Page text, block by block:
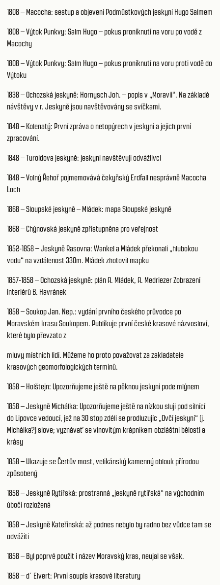
1808 – Macocha: sestup a objevení Podmůstkových jeskyní Hugo Salmem
1808 – Výtok Punkvy: Salm Hugo – pokus proniknutí na voru po vodě z
Macochy
1808 – Výtok Punkvy: Salm Hugo – pokus proniknutí na voru proti vodě do
Výtoku
1838 – Ochozská jeskyně: Hornysch Joh. – popis v „Moravii“. Na základě
návštěvy v r. Jeskyně jsou navštěvovány se svíčkami.
1848 – Kolenatý: První zpráva o netopýrech v jeskyni a jejich první
zpracování.
1848 – Turoldova jeskyně: jeskyni navštěvují odvážlivci
1848 – Volný Řehoř pojmemovává čekyňský Erdfall nesprávně Macocha
Loch
1868 – Sloupské jeskyně – Mládek: mapa Sloupské jeskyně
1868 – Chýnovská jeskyně zpřístupněna pro veřejnost
1852-1858 – Jeskyně Rasovna: Wankel a Mládek překonali „hlubokou
vodu“ na vzdálenost 330m. Mládek zhotovil mapku
1857-1858 – Ochozská jeskyně: plán A. Mládek, A. Medriezer Zobrazení
interiérů B. Havránek
1858 – Soukop Jan. Nep.: vydání prvního českého průvodce po
Moravském krasu Soukopem. Publikuje první české krasové názvosloví,
které bylo převzato z
mluvy místních lidí. Můžeme ho proto považovat za zakladatele
krasových geomorfologických termínů.
1858 – Holštejn: Upozorňujeme ještě na pěknou jeskyni pode mlýnem
1858 – Jeskyně Michálka: Upozorňujeme ještě na nízkou sluji pod silnící
do Lipovce vedoucí, jež na 30 stop zdéli se prodluzujíc „Ovčí jeskyní“ (j.
Michálka?) slove; vyznávať se vlnovitým krápníkem obzláštní bělosti a
krásy
1858 – Ukazuje se Čertův most, velikánský kamenný oblouk přírodou
způsobený
1858 – Jeskyně Rytířská: prostranná „jeskyně rytířská“ na východním
úbočí rozložená
1858 – Jeskyně Kateřinská: až podnes nebylo by radno bez vůdce tam se
odvážiti
1858 – Byl poprvé použit i název Moravský kras, neujal se však.
1858 – d´ Elvert: První soupis krasové literatury